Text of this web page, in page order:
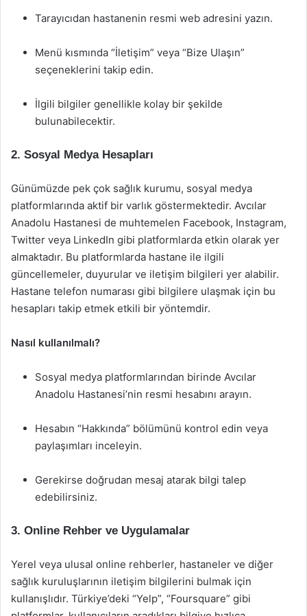
Tarayıcıdan hastanenin resmi web adresini yazın.
Menü kısmında “İletişim” veya “Bize Ulaşın”
seçeneklerini takip edin.
İlgili bilgiler genellikle kolay bir şekilde
bulunabilecektir.
2. Sosyal Medya Hesapları
Günümüzde pek çok sağlık kurumu, sosyal medya
platformlarında aktif bir varlık göstermektedir. Avcılar
Anadolu Hastanesi de muhtemelen Facebook, Instagram,
Twitter veya LinkedIn gibi platformlarda etkin olarak yer
almaktadır. Bu platformlarda hastane ile ilgili
güncellemeler, duyurular ve iletişim bilgileri yer alabilir.
Hastane telefon numarası gibi bilgilere ulaşmak için bu
hesapları takip etmek etkili bir yöntemdir.
Nasıl kullanılmalı?
Sosyal medya platformlarından birinde Avcılar
Anadolu Hastanesi’nin resmi hesabını arayın.
Hesabın “Hakkında” bölümünü kontrol edin veya
paylaşımları inceleyin.
Gerekirse doğrudan mesaj atarak bilgi talep
edebilirsiniz.
3. Online Rehber ve Uygulamalar
Yerel veya ulusal online rehberler, hastaneler ve diğer
sağlık kuruluşlarının iletişim bilgilerini bulmak için
kullanışlıdır. Türkiye’deki “Yelp”, “Foursquare” gibi